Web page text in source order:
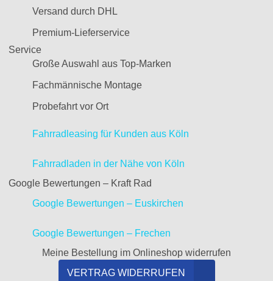
Versand durch DHL
Premium-Lieferservice
Service
Große Auswahl aus Top-Marken
Fachmännische Montage
Probefahrt vor Ort
Fahrradleasing für Kunden aus Köln
Fahrradladen in der Nähe von Köln
Google Bewertungen – Kraft Rad
Google Bewertungen – Euskirchen
Google Bewertungen – Frechen
Meine Bestellung im Onlineshop widerrufen
VERTRAG WIDERRUFEN